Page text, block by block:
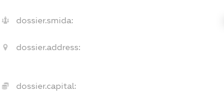
dossier.smida:
dossier.address:
dossier.capital: